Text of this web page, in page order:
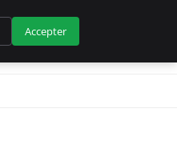
Accepter